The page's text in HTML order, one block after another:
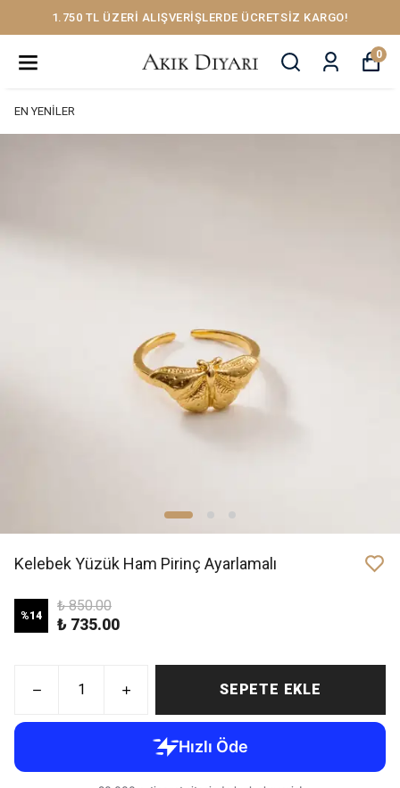
1.750 TL ÜZERİ ALIŞVERİŞLERDE ÜCRETSİZ KARGO!
0
EN YENİLER
Kelebek Yüzük Ham Pirinç Ayarlamalı
%14
₺ 850.00
₺ 735.00
SEPETE EKLE